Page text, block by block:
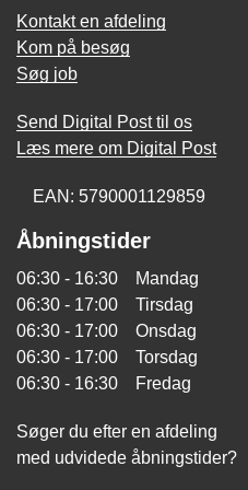
Kontakt en afdeling
Kom på besøg
Søg job
Send Digital Post til os
Læs mere om Digital Post
EAN: 5790001129859
Åbningstider
06:30 - 16:30 Mandag
06:30 - 17:00 Tirsdag
06:30 - 17:00 Onsdag
06:30 - 17:00 Torsdag
06:30 - 16:30 Fredag
Søger du efter en afdeling
med udvidede åbningstider?